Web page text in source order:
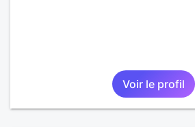
Voir le profil